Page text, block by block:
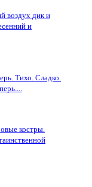
воздух дик и
и
Тихо. Сладко.
костры.